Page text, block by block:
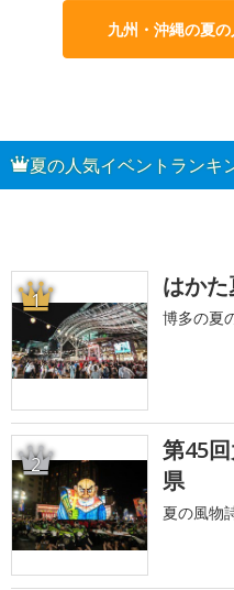
九州・沖縄の夏
夏の人気イベントランキ
1 はか
博多の夏
2
第45
県
夏の風物